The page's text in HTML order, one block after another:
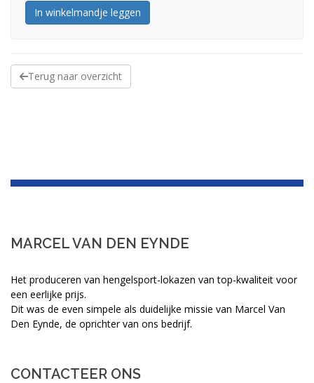
In winkelmandje leggen
Terug naar overzicht
MARCEL VAN DEN EYNDE
Het produceren van hengelsport-lokazen van top-kwaliteit voor
een eerlijke prijs.
Dit was de even simpele als duidelijke missie van Marcel Van
Den Eynde, de oprichter van ons bedrijf.
CONTACTEER ONS